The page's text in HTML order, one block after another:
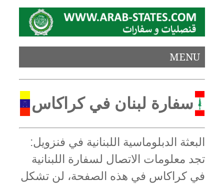
MENU
سفارة لبنان في كراكاس
البعثة الدبلوماسية اللبنانية في فنزويل:
تجد معلومات الاتصال لسفارة اللبنانية
في كراكاس في هذه الصفحة، لن تشكل